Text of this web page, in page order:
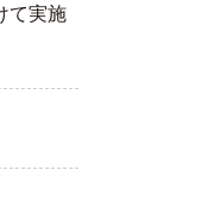
て実施